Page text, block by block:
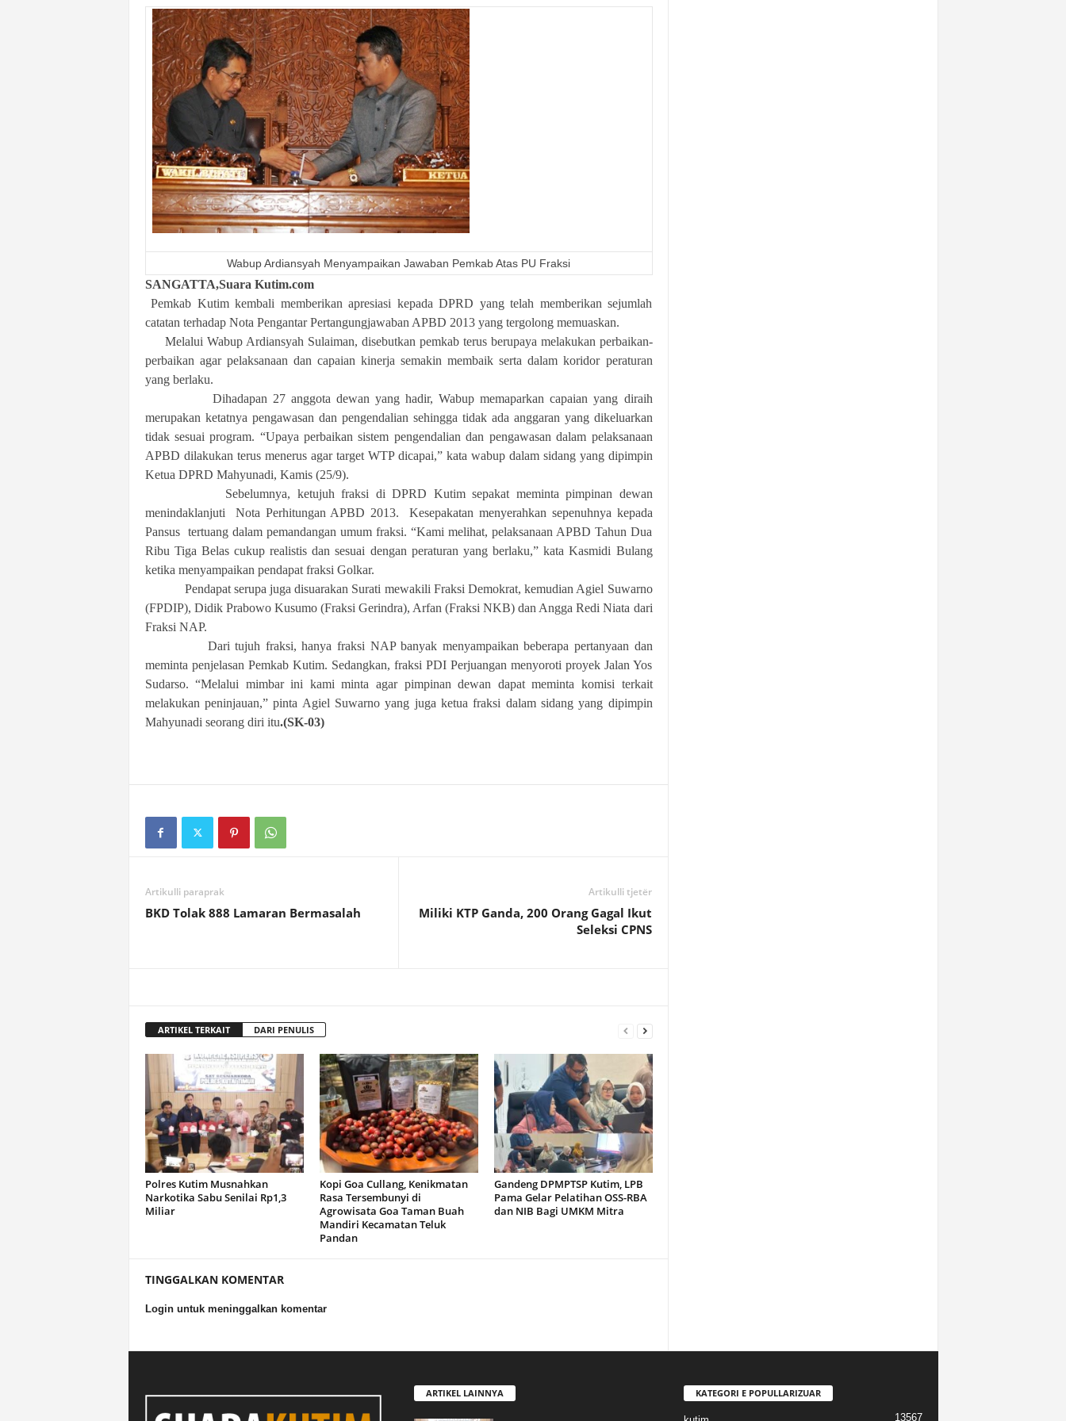
Wabup Ardiansyah Menyampaikan Jawaban Pemkab Atas PU Fraksi
SANGATTA,Suara Kutim.com
Pemkab Kutim kembali memberikan apresiasi kepada DPRD yang telah memberikan sejumlah
catatan terhadap Nota Pengantar Pertangungjawaban APBD 2013 yang tergolong memuaskan.
Melalui Wabup Ardiansyah Sulaiman, disebutkan pemkab terus berupaya melakukan perbaikan-
perbaikan agar pelaksanaan dan capaian kinerja semakin membaik serta dalam koridor peraturan
yang berlaku.
Dihadapan 27 anggota dewan yang hadir, Wabup memaparkan capaian yang diraih
merupakan ketatnya pengawasan dan pengendalian sehingga tidak ada anggaran yang dikeluarkan
tidak sesuai program. “Upaya perbaikan sistem pengendalian dan pengawasan dalam pelaksanaan
APBD dilakukan terus menerus agar target WTP dicapai,” kata wabup dalam sidang yang dipimpin
Ketua DPRD Mahyunadi, Kamis (25/9).
Sebelumnya, ketujuh fraksi di DPRD Kutim sepakat meminta pimpinan dewan
menindaklanjuti Nota Perhitungan APBD 2013. Kesepakatan menyerahkan sepenuhnya kepada
Pansus tertuang dalam pemandangan umum fraksi. “Kami melihat, pelaksanaan APBD Tahun Dua
Ribu Tiga Belas cukup realistis dan sesuai dengan peraturan yang berlaku,” kata Kasmidi Bulang
ketika menyampaikan pendapat fraksi Golkar.
Pendapat serupa juga disuarakan Surati mewakili Fraksi Demokrat, kemudian Agiel Suwarno
(FPDIP), Didik Prabowo Kusumo (Fraksi Gerindra), Arfan (Fraksi NKB) dan Angga Redi Niata dari
Fraksi NAP.
Dari tujuh fraksi, hanya fraksi NAP banyak menyampaikan beberapa pertanyaan dan
meminta penjelasan Pemkab Kutim. Sedangkan, fraksi PDI Perjuangan menyoroti proyek Jalan Yos
Sudarso. “Melalui mimbar ini kami minta agar pimpinan dewan dapat meminta komisi terkait
melakukan peninjauan,” pinta Agiel Suwarno yang juga ketua fraksi dalam sidang yang dipimpin
Mahyunadi seorang diri itu.(SK-03)
Artikulli paraprak
BKD Tolak 888 Lamaran Bermasalah
Artikulli tjetër
Miliki KTP Ganda, 200 Orang Gagal Ikut
Seleksi CPNS
ARTIKEL TERKAIT DARI PENULIS
Polres Kutim Musnahkan
Narkotika Sabu Senilai Rp1,3
Miliar
Kopi Goa Cullang, Kenikmatan
Rasa Tersembunyi di
Agrowisata Goa Taman Buah
Mandiri Kecamatan Teluk
Pandan
Gandeng DPMPTSP Kutim, LPB
Pama Gelar Pelatihan OSS-RBA
dan NIB Bagi UMKM Mitra
TINGGALKAN KOMENTAR
Login untuk meninggalkan komentar
ARTIKEL LAINNYA KATEGORI E POPULLARIZUAR
13567